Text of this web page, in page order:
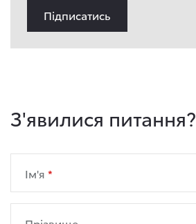
Підписатись
З'явилися питання?
Ім'я